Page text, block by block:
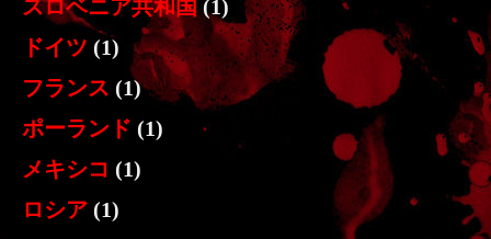
スロベニア共和国(1)
ドイツ (1)
フランス (1)
ポーランド (1)
メキシコ (1)
ロシア (1)